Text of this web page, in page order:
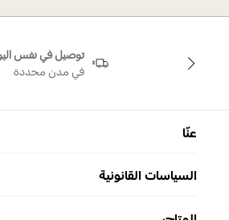
توصيل في نفس
في مدن محددة
عنّا
الأسئلة الشائعة
السياسات القانونية